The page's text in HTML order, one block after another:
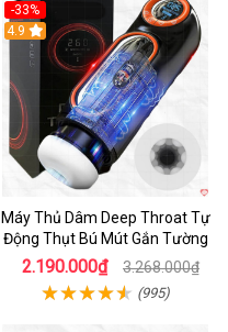
-33%
Hot
4.9
Máy Thủ Dâm Deep Throat Tự
Động Thụt Bú Mút Gắn Tường
2.190.000₫ 3.268.000₫
(995)